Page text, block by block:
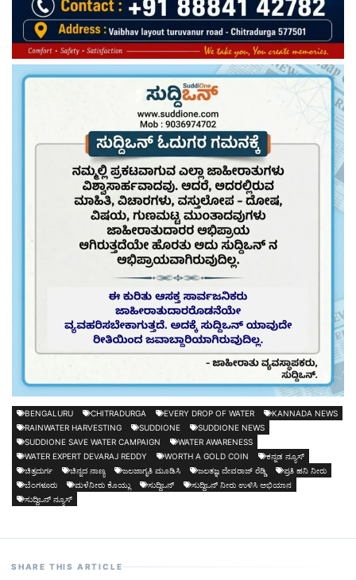
BENGALURU CHITRADURGA EVERY DROP OF WATER
KANNADA NEWS
RAINWATER HARVESTING
SUDDIONE
SUDDIONE NEWS
SUDDIONE SAVE WATER CAMPAIGN
WATER AWARENESS
WATER EXPERT DEVARAJ REDDY
WORTH A GOLD COIN
ಕನ್ನಡ ನ್ಯೂಸ್
ಚಿತ್ರದುರ್ಗ
ಚಿನ್ನದ ನಾಣ್ಯ ಜಲಜಾಗೃತಿ ಮೂಡಿಸಿ ಜಲತಜ್ಞ ದೇವರಾಜ್ ರೆಡ್ಡಿ
ಪ್ರತಿ ಹನಿ ನೀರು
ಬೆಂಗಳೂರು
ಮಳೆನೀರು ಕೊಯ್ಲು ಸುದ್ದಿಒನ್
ಸುದ್ದಿಒನ್ ನೀರು ಉಳಿಸಿ ಅಭಿಯಾನ
ಸುದ್ದಿಒನ್ ನ್ಯೂಸ್
SHARE THIS ARTICLE